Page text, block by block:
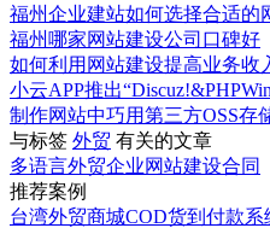
福州企业建站如何选择合适的
福州哪家网站建设公司口碑好
如何利用网站建设提高业务收
小云APP推出
制作网站中巧用第三方OSS存
与标签 外贸 有关的文章
多语言外贸企业网站建设合同
推荐案例
台湾外贸商城COD货到付款系